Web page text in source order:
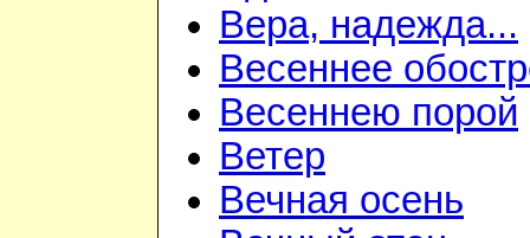
Вера, надежда...
Весеннее
Весеннею порой
Ветер
Вечная осень